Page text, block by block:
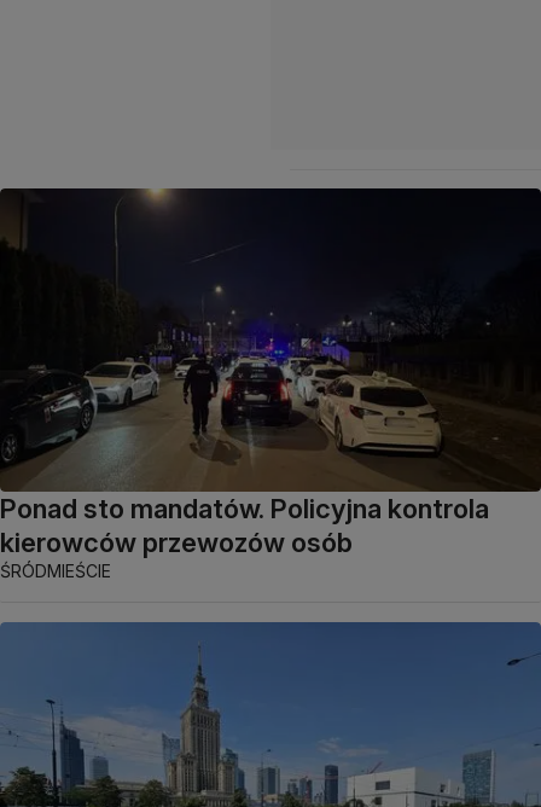
Ponad sto mandatów. Policyjna kontrola
kierowców przewozów osób
ŚRÓDMIEŚCIE